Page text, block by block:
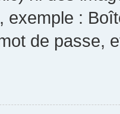
exemple :
de passe,